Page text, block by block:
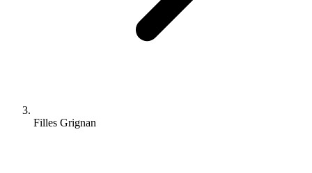
Filles Grignan